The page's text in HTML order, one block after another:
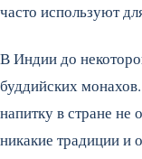
часто используют
В Индии до
буддийских
напитку в стране не
никакие традиции и